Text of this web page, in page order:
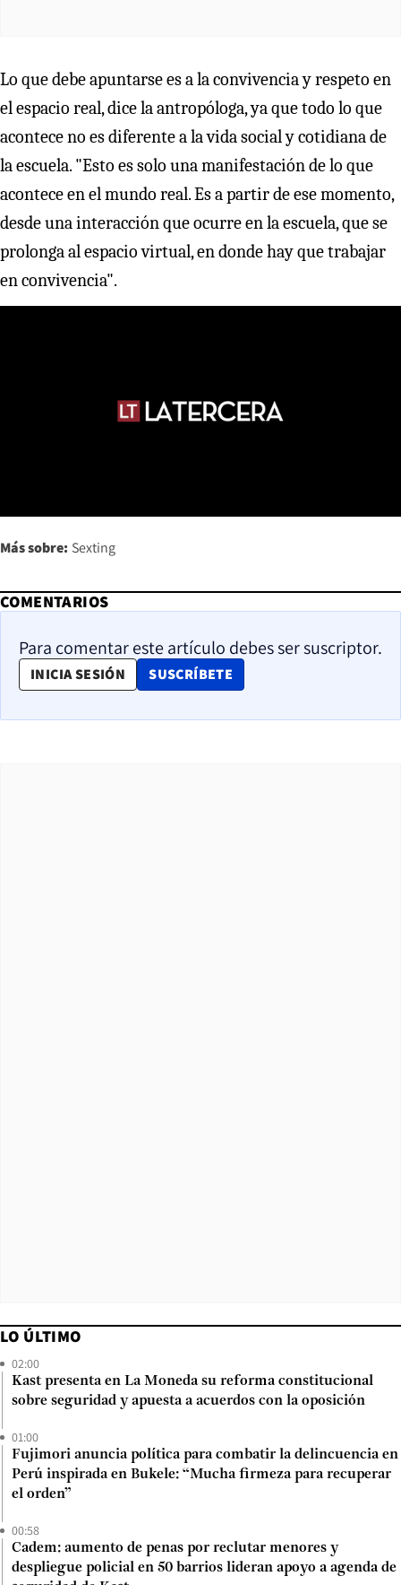
Lo que debe apuntarse es a la convivencia y respeto en
el espacio real, dice la antropóloga, ya que todo lo que
acontece no es diferente a la vida social y cotidiana de
la escuela. "Esto es solo una manifestación de lo que
acontece en el mundo real. Es a partir de ese momento,
desde una interacción que ocurre en la escuela, que se
prolonga al espacio virtual, en donde hay que trabajar
en convivencia".
Más sobre: Sexting
COMENTARIOS
Para comentar este artículo debes ser suscriptor.
INICIA SESIÓN SUSCRÍBETE
OPENS IN NEW WINDOW
LO ÚLTIMO
02:00
Kast presenta en La Moneda su reforma constitucional
sobre seguridad y apuesta a acuerdos con la oposición
01:00
Fujimori anuncia política para combatir la delincuencia en
Perú inspirada en Bukele: “Mucha firmeza para recuperar
el orden”
00:58
Cadem: aumento de penas por reclutar menores y
despliegue policial en 50 barrios lideran apoyo a agenda de